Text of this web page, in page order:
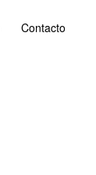
Contacto